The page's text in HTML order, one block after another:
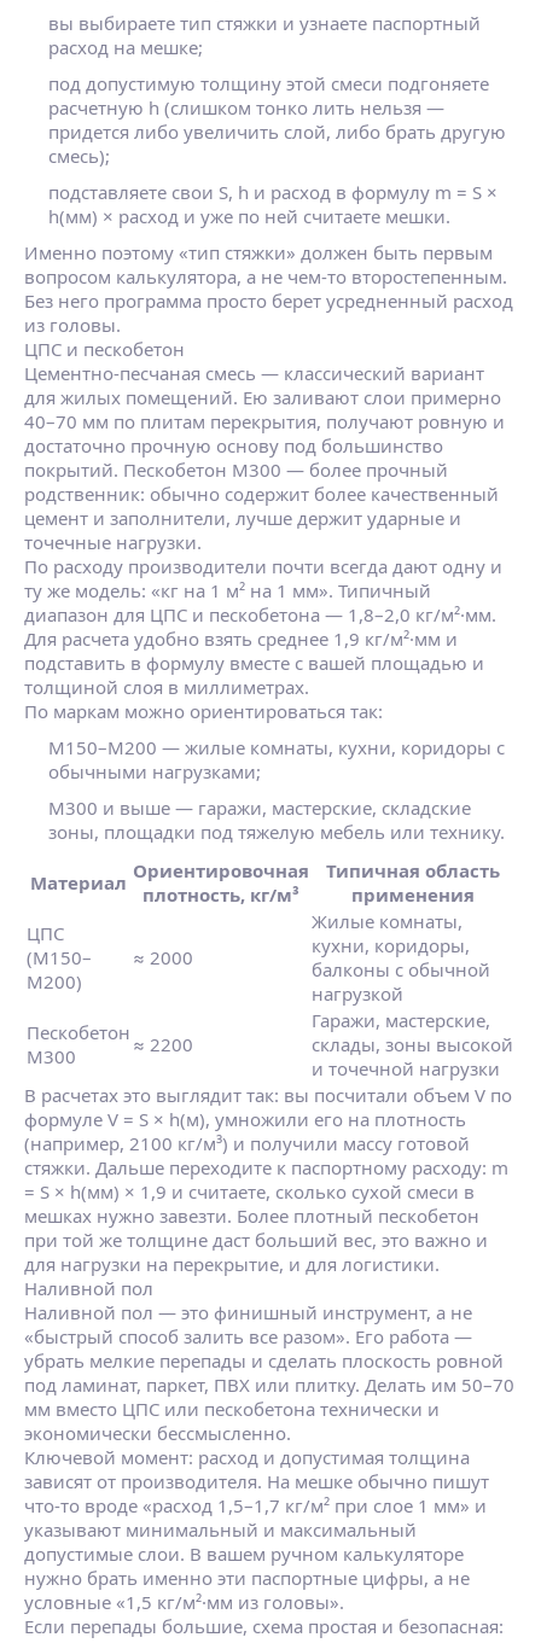
вы выбираете тип стяжки и узнаете паспортный
расход на мешке;
под допустимую толщину этой смеси подгоняете
расчетную h (слишком тонко лить нельзя —
придется либо увеличить слой, либо брать другую
смесь);
подставляете свои S, h и расход в формулу m = S ×
h(мм) × расход и уже по ней считаете мешки.
Именно поэтому «тип стяжки» должен быть первым
вопросом калькулятора, а не чем‑то второстепенным.
Без него программа просто берет усредненный расход
из головы.
ЦПС и пескобетон
Цементно‑песчаная смесь — классический вариант
для жилых помещений. Ею заливают слои примерно
40–70 мм по плитам перекрытия, получают ровную и
достаточно прочную основу под большинство
покрытий. Пескобетон М300 — более прочный
родственник: обычно содержит более качественный
цемент и заполнители, лучше держит ударные и
точечные нагрузки.
По расходу производители почти всегда дают одну и
ту же модель: «кг на 1 м² на 1 мм». Типичный
диапазон для ЦПС и пескобетона — 1,8–2,0 кг/м²·мм.
Для расчета удобно взять среднее 1,9 кг/м²·мм и
подставить в формулу вместе с вашей площадью и
толщиной слоя в миллиметрах.
По маркам можно ориентироваться так:
М150–М200 — жилые комнаты, кухни, коридоры с
обычными нагрузками;
М300 и выше — гаражи, мастерские, складские
зоны, площадки под тяжелую мебель или технику.
Материал Ориентировочная
плотность, кг/м³
Типичная область
применения
ЦПС
(М150–
М200)
≈ 2000
Жилые комнаты,
кухни, коридоры,
балконы с обычной
нагрузкой
Пескобетон
М300
≈ 2200
Гаражи, мастерские,
склады, зоны высокой
и точечной нагрузки
В расчетах это выглядит так: вы посчитали объем V по
формуле V = S × h(м), умножили его на плотность
(например, 2100 кг/м³) и получили массу готовой
стяжки. Дальше переходите к паспортному расходу: m
= S × h(мм) × 1,9 и считаете, сколько сухой смеси в
мешках нужно завезти. Более плотный пескобетон
при той же толщине даст больший вес, это важно и
для нагрузки на перекрытие, и для логистики.
Наливной пол
Наливной пол — это финишный инструмент, а не
«быстрый способ залить все разом». Его работа —
убрать мелкие перепады и сделать плоскость ровной
под ламинат, паркет, ПВХ или плитку. Делать им 50–70
мм вместо ЦПС или пескобетона технически и
экономически бессмысленно.
Ключевой момент: расход и допустимая толщина
зависят от производителя. На мешке обычно пишут
что‑то вроде «расход 1,5–1,7 кг/м² при слое 1 мм» и
указывают минимальный и максимальный
допустимые слои. В вашем ручном калькуляторе
нужно брать именно эти паспортные цифры, а не
условные «1,5 кг/м²·мм из головы».
Если перепады большие, схема простая и безопасная: